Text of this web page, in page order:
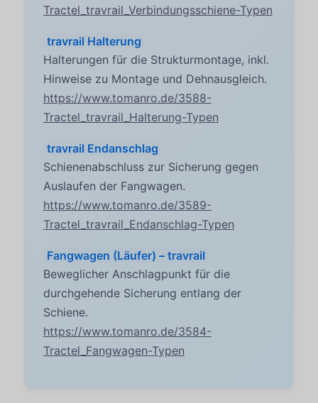
Tractel_travrail_Verbindungsschiene-Typen
travrail Halterung
Halterungen für die Strukturmontage, inkl.
Hinweise zu Montage und Dehnausgleich.
https://www.tomanro.de/3588-
Tractel_travrail_Halterung-Typen
travrail Endanschlag
Schienenabschluss zur Sicherung gegen
Auslaufen der Fangwagen.
https://www.tomanro.de/3589-
Tractel_travrail_Endanschlag-Typen
Fangwagen (Läufer) – travrail
Beweglicher Anschlagpunkt für die
durchgehende Sicherung entlang der
Schiene.
https://www.tomanro.de/3584-
Tractel_Fangwagen-Typen